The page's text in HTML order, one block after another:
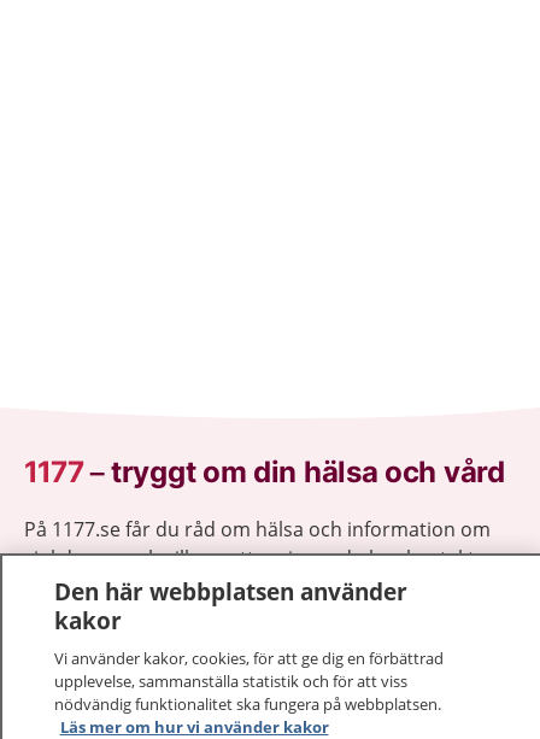
1177–tryggt om din hälsa och vård
På 1177.se får du råd om hälsa och information om
sjukdomar och vilka mottagningar du kan kontakta.
Logga in för att läsa din journal och göra dina
vårdärenden. Ring telefonnummer 1177 för
1177 ger dig råd när du vill må bättre.
Den här webbplatsen använder
kakor
Vi använder kakor, cookies, för att ge dig en förbättrad
upplevelse, sammanställa statistik och för att viss
nödvändig funktionalitet ska fungera på webbplatsen.
Läs mer om hur vi använder kakor